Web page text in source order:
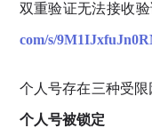
双重验证无法接收验
com/s/
个人号存在三种受限
个人号被锁定